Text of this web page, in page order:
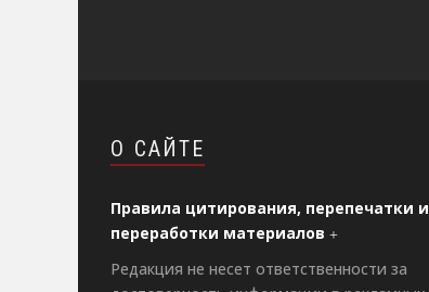
О САЙТЕ
Правила цитирования, перепечатки и
переработки материалов
Редакция не несет ответственности за